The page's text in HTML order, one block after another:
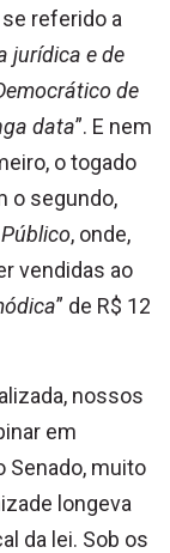
referido a
jurídica e de
de
data”. E nem
o togado
o segundo,
, onde,
vendidas ao
” de R$ 12
nossos
em
Senado, muito
longeva
da lei. Sob os